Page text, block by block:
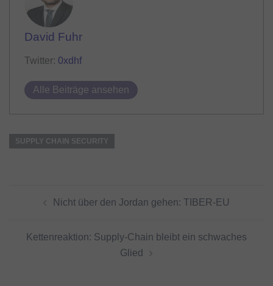
David Fuhr
Twitter: 0xdhf
Alle Beiträge ansehen
SUPPLY CHAIN SECURITY
Nicht über den Jordan gehen: TIBER-EU
Kettenreaktion: Supply-Chain bleibt ein schwaches
Glied